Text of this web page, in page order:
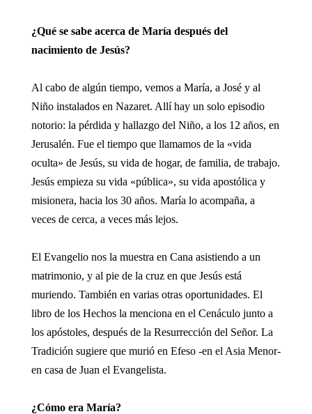
¿Qué se sabe acerca de María después del
nacimiento de Jesús?
Al cabo de algún tiempo, vemos a María, a José y al
Niño instalados en Nazaret. Allí hay un solo episodio
notorio: la pérdida y hallazgo del Niño, a los 12 años, en
Jerusalén. Fue el tiempo que llamamos de la «vida
oculta» de Jesús, su vida de hogar, de familia, de trabajo.
Jesús empieza su vida «pública», su vida apostólica y
misionera, hacia los 30 años. María lo acompaña, a
veces de cerca, a veces más lejos.
El Evangelio nos la muestra en Cana asistiendo a un
matrimonio, y al pie de la cruz en que Jesús está
muriendo. También en varias otras oportunidades. El
libro de los Hechos la menciona en el Cenáculo junto a
los apóstoles, después de la Resurrección del Señor. La
Tradición sugiere que murió en Efeso -en el Asia Menor-
en casa de Juan el Evangelista.
¿Cómo era María?